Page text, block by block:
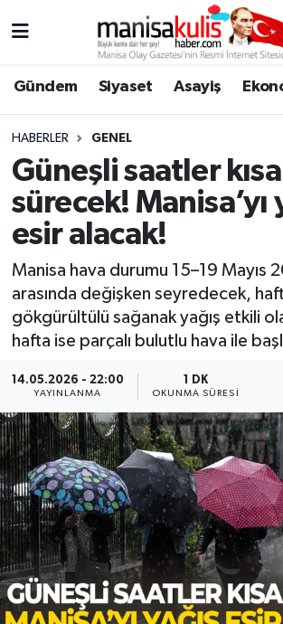
Gündem Siyaset Asayiş
HABERLER GENEL
Güneşli saatler kısa
sürecek! Manisa’yı
esir alacak!
Manisa hava durumu 15–19 Mayıs
arasında değişken seyredecek,
gökgürültülü sağanak yağış etkili
hafta ise parçalı bulutlu hava ile
14.05.2026 - 22:00
YAYINLANMA
1 DK
OKUNMA SÜRESI
Ege Haberleri
Ekonomi
Genel
Resmi İlan
Siyaset
Spor
Türkiye
Yaşam
Yunusemre Hava Durumu
Yunusemre Trafik Yoğunluk
Süper Lig Puan Durumu ve
Son Dakika Haberleri
Haber Arşivi